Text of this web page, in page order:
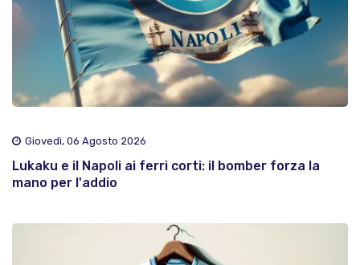
Giovedì, 06 Agosto 2026
Lukaku e il Napoli ai ferri corti: il bomber forza la
mano per l'addio